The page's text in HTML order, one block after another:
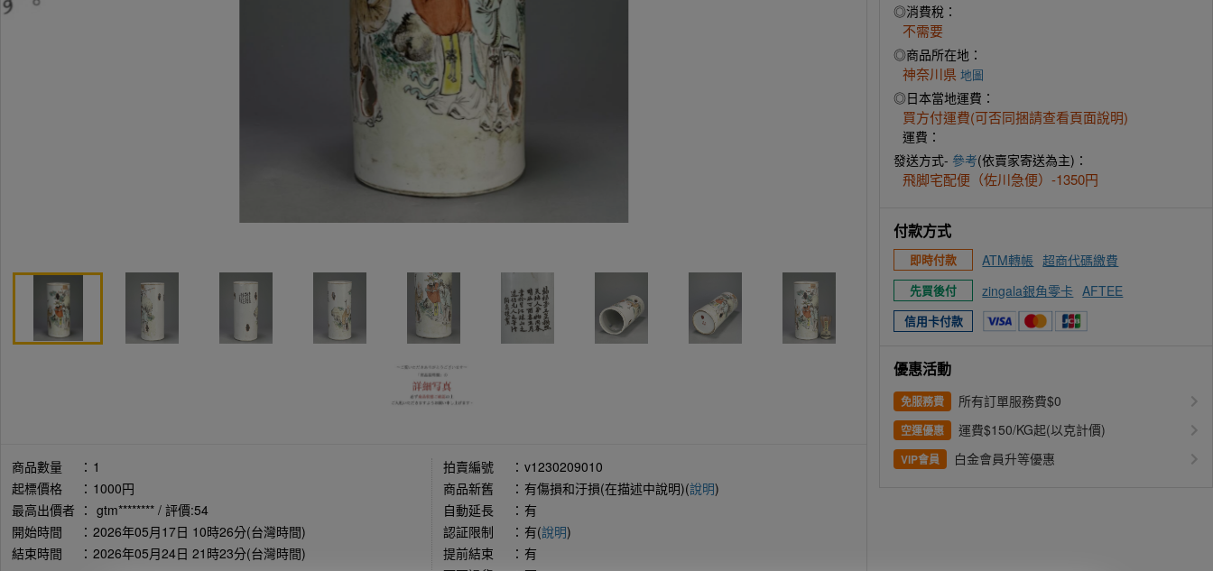
商品數量 ： 1
起標價格
： 1000円
最高出價者 ： gtm******** / 評價:54
開始時間
： 2026年05月17日 10時26分(台灣時間)
結束時間
： 2026年05月24日 21時23分(台灣時間)
拍賣編號 ： v1230209010
商品新舊
： 有傷損和汙損(在描述中說明)(說明)
自動延長
： 有
認証限制
： 有(說明)
提前結束
： 有
◎消費稅：
不需要
◎商品所在地：
神奈川県 地圖
◎日本當地運費：
買方付運費(可否同捆請查看頁面說明)
運費：
發送方式- 參考(依賣家寄送為主)：
飛脚宅配便（佐川急便）-1350円
付款方式
即時付款 ATM轉帳 超商代碼繳費
先買後付 zingala銀角零卡 AFTEE
信用卡付款
優惠活動
免服務費 所有訂單服務費$0
空運優惠 運費$150/KG起(以克計價)
VIP會員 白金會員升等優惠